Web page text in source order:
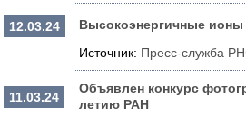
12.03.24
Высокоэнергичные
Источник: Пресс-служба
11.03.24
Объявлен конкурс
летию РАН